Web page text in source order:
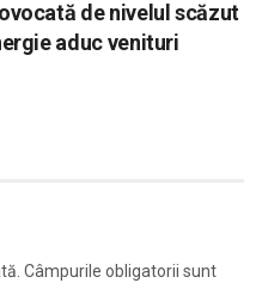
de nivelul scăzut
aduc venituri
Câmpurile obligatorii sunt